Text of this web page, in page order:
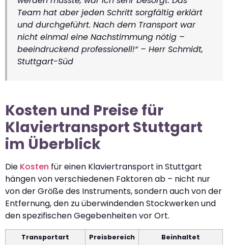
Team hat aber jeden Schritt sorgfältig erklärt
und durchgeführt. Nach dem Transport war
nicht einmal eine Nachstimmung nötig –
beeindruckend professionell!“ – Herr Schmidt,
Stuttgart-Süd
Kosten und Preise für
Klaviertransport Stuttgart
im Überblick
Die Kosten für einen Klaviertransport in Stuttgart
hängen von verschiedenen Faktoren ab – nicht nur
von der Größe des Instruments, sondern auch von der
Entfernung, den zu überwindenden Stockwerken und
den spezifischen Gegebenheiten vor Ort.
Transportart Preisbereich Beinhaltet